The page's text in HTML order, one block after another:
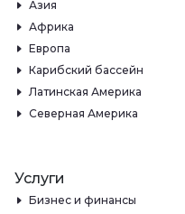
Азия
Африка
Европа
Карибский бассейн
Латинская Америка
Северная Америка
Услуги
Бизнес и финансы